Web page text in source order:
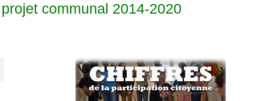
projet communal 2014-2020